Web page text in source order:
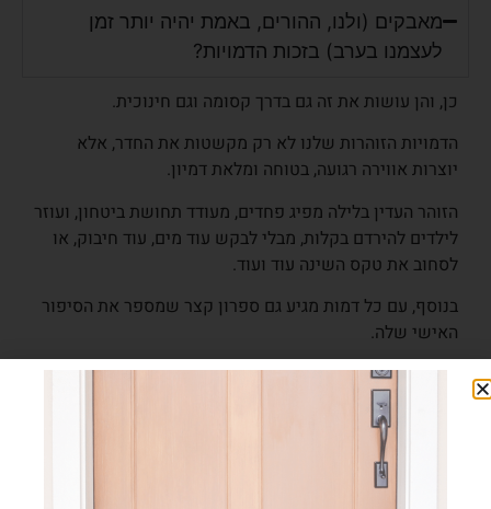
האם ילדים באמת נרדמים מהר יותר וללא
לעצמנו בערב) בזכות הדמויות?
כן, והן עושות את זה גם בדרך קסומה וגם חינוכית.
יוצרות אווירה רגועה, בטוחה ומלאת דמיון.
הזוהר העדין בלילה מפיג פחדים, מעודד תחושת ביטחון, ועוזר
לסחוב את טקס השינה עוד ועוד.
בנוסף, עם כל דמות מגיע גם ספרון קצר שמספר את הסיפור
האישי שלה.
הסיפור מעניק לילד חיבור רגשי לדמות, ומעביר מסרים של
אומץ, ביטחון ואהבה, כך שהילדים לא רק הולכים לישון עם
חיוך, אלא גם מרגישים שהם לא לבד בלילה.